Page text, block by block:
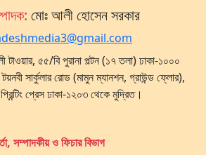
মোঃ আলী হোসেন সরকার
টাওয়ার, ৫৫/বি পুরানা পল্টন (১৭ তলা) ঢাকা-১০০০
সার্কুলার রোড (মামুন ম্যানশন, গ্রাউন্ড ফ্লোর),
প্রেস ঢাকা-১২০৩ থেকে মুদ্রিত।
সম্পাদকীয় ও ফিচার বিভাগ